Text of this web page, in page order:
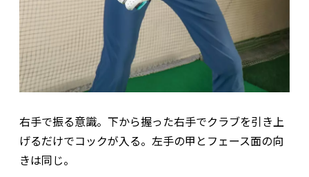
右手で振る意識。下から握った右手でクラブを引き上
げるだけでコックが入る。左手の甲とフェース面の向
きは同じ。